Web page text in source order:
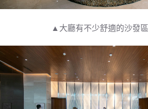
▲大廳有不少舒適的沙發區